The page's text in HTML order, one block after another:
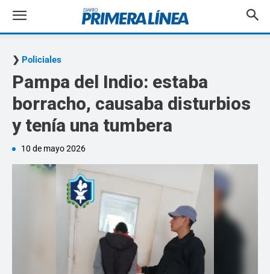
Policiales
Pampa del Indio: estaba
borracho, causaba disturbios
y tenía una tumbera
10 de mayo 2026